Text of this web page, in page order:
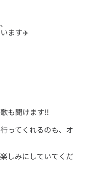
ってくれるのも、オ
しみにしていてくだ